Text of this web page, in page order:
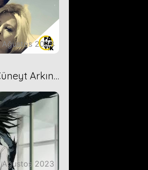
Ağustos 2023
Arkın-
Ağustos 2023